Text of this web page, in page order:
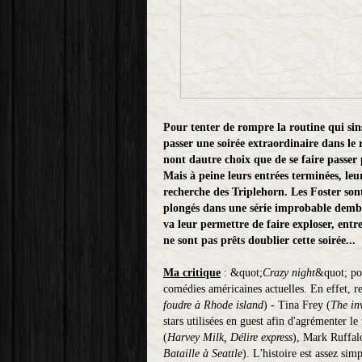
Pour tenter de rompre la routine qui
passer une soirée extraordinaire dans
nont dautre choix que de se faire
Mais à peine leurs entrées terminées,
recherche des Triplehorn. Les Foster
plongés dans une série improbable
va leur permettre de faire exploser,
ne sont pas prêts doublier cette soirée...
Ma critique : &quot;Crazy night&quot;
comédies américaines actuelles. En effet,
foudre à Rhode island) - Tina Frey (The
stars utilisées en guest afin d'agrémenter
(Harvey Milk, Délire express), Mark
Bataille à Seattle). L'histoire est assez